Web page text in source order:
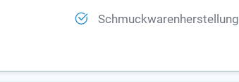
Schmuckwarenherstellung